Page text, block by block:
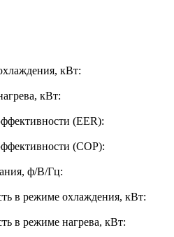
кВт:
кВт:
(EER):
(COP):
ф/В/Гц:
в режиме охлаждения, кВт:
в режиме нагрева, кВт: